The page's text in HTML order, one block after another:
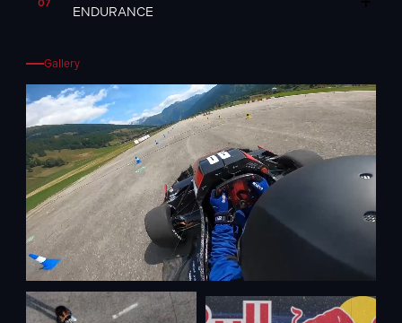
07
ENDURANCE
Gallery